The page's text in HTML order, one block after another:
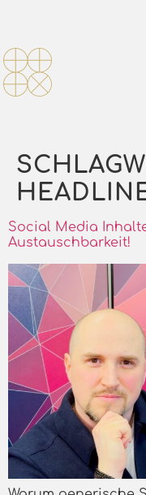
Social Media
Austauschbarkeit!